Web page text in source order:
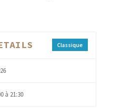
Classique
à 21:30